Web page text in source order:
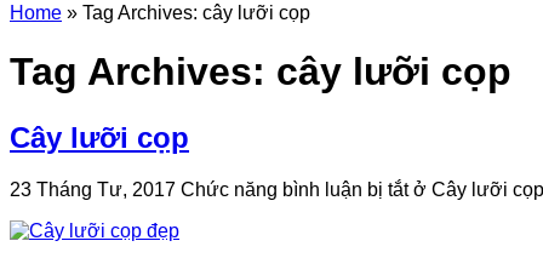
Home » Tag Archives: cây lưỡi cọp
Tag Archives: cây lưỡi cọp
Cây lưỡi cọp
23 Tháng Tư, 2017 Chức năng bình luận bị tắtở Cây lưỡi cọp